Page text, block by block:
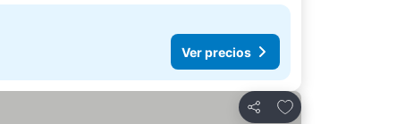
Ver precios
Compartir
Añadir a favoritos